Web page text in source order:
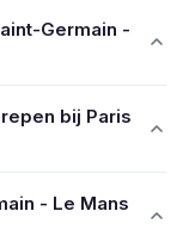
Germain -
bij Paris
- Le Mans